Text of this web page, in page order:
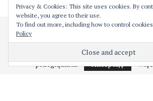
ZAPRENUMERUJ TEN BLOG PRZEZ
Wprowadź swój adres email aby
blog i otrzymywać powiadomienia o
przez email.
Cześć! Moja strona używa ciasteczek w celu
działania. Podejrzewam, że nie jest to dla
natomiast w każdej chwili możesz je
przeglądarki.
Akceptuję
Privacy & Cookies: This site uses cookies. By
website, you agree to their use.
To find out more, including how to control
Policy